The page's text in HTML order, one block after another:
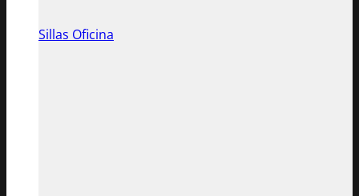
Sillas Oficina